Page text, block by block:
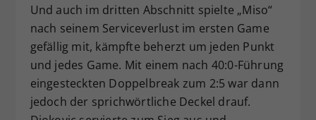
Und auch im dritten Abschnitt spielte „Miso“
nach seinem Serviceverlust im ersten Game
gefällig mit, kämpfte beherzt um jeden Punkt
und jedes Game. Mit einem nach 40:0-Führung
eingesteckten Doppelbreak zum 2:5 war dann
jedoch der sprichwörtliche Deckel drauf.